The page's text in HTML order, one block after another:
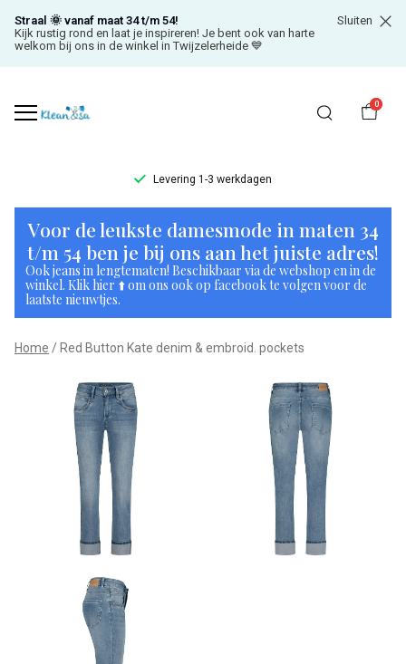
Straal 🌞 vanaf maat 34 t/m 54!
Kijk rustig rond en laat je inspireren! Je bent ook van harte
welkom bij ons in de winkel in Twijzelerheide 💙
Sluiten
0
Levering 1-3 werkdagen
Red
Button
Kate
denim
&
embroid.
pockets
Klean
Voor de leukste damesmode in maten 34
t/m 54 ben je bij ons aan het juiste adres!
Ook jeans in lengtematen! Beschikbaar via de webshop en in de
winkel. Klik hier ⬆️ om ons ook op facebook te volgen voor de
laatste nieuwtjes.
Home Red Button Kate denim & embroid. pockets